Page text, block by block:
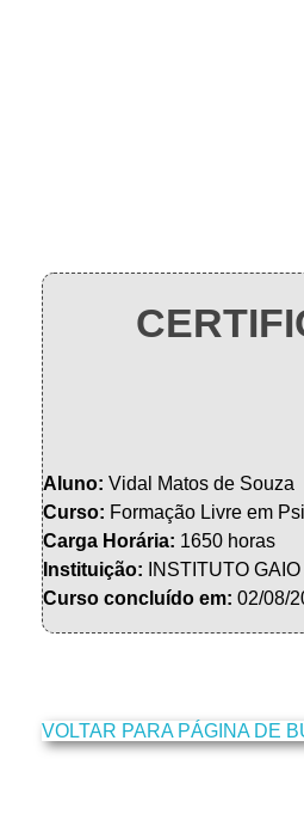
Aluno: Vidal Matos de Souza
Curso: Formação Livre em
Carga Horária: 1650 horas
Instituição: INSTITUTO
Curso concluído em: 02/08/
VOLTAR PARA PÁGINA DE